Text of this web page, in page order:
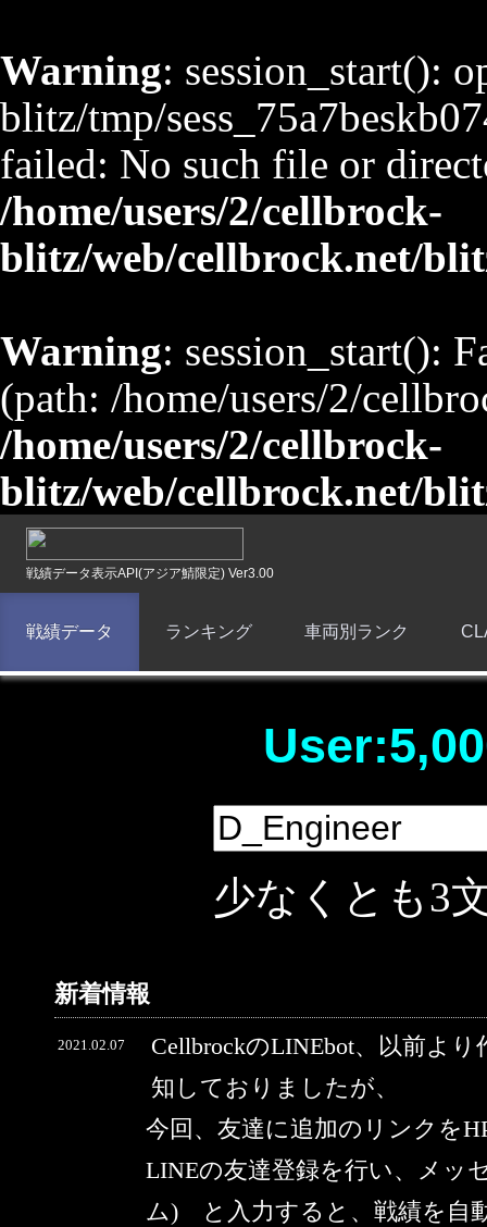
Warning: session_start():
blitz/tmp/
failed: No such file or
/home/users/2/cellbrock-
blitz/web/cellbrock.net/
Warning: session_start():
(path: /home/users/2/
/home/users/2/cellbrock-
blitz/web/cellbrock.net/
戦績データ表示API(アジア鯖限定) Ver3.00
戦績データ ランキング 車両別ランク
少なくとも3
新着情報
2021.02.07
CellbrockのLINEbot、以前よ
知しておりましたが、
今回、友達に追加のリンクを
LINEの友達登録を行い、メ
ム) と入力すると、戦績を自